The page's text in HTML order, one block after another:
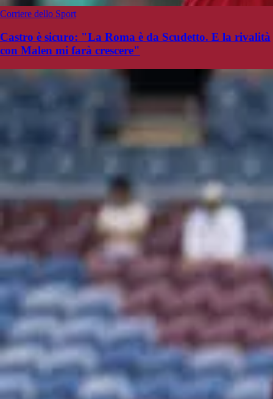
Corriere dello Sport
Castro è sicuro: "La Roma è da Scudetto. E la rivalità
con Malen mi farà crescere"